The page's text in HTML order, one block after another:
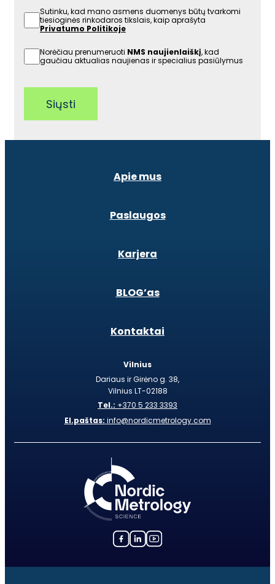
Sutinku, kad mano asmens duomenys būtų tvarkomi
tiesioginės rinkodaros tikslais, kaip aprašyta
Privatumo Politikoje
Norėčiau prenumeruoti NMS naujienlaiškį, kad
gaučiau aktualias naujienas ir specialius pasiūlymus
Siųsti
Apie mus
Paslaugos
Karjera
BLOG’as
Kontaktai
Vilnius
Dariaus ir Girėno g. 38,
Vilnius LT-02188
Tel.: +370 5 233 3393
El.paštas: info@nordicmetrology.com